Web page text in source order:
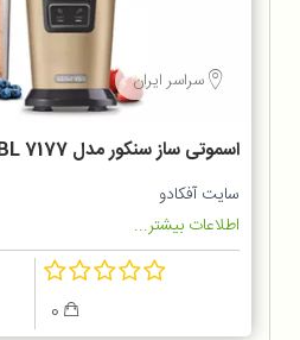
سراسر ایران
اسموتی ساز سنکور مدل SBL 7177
سایت آفکادو
اطلاعات بیشتر...